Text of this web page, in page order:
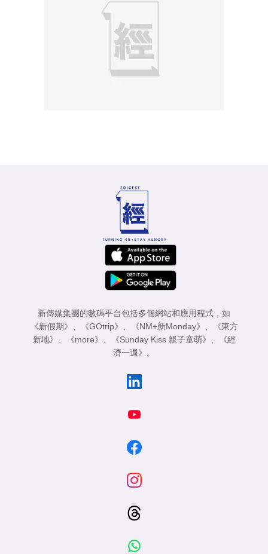
新傳媒集團的數碼平台包括多個網站和應用程式，如
《新假期》
《GOtrip》 《NM+新Monday》
《東方
新地》
《more》 《Sunday Kiss 親子童萌》
《經
濟一週》
。